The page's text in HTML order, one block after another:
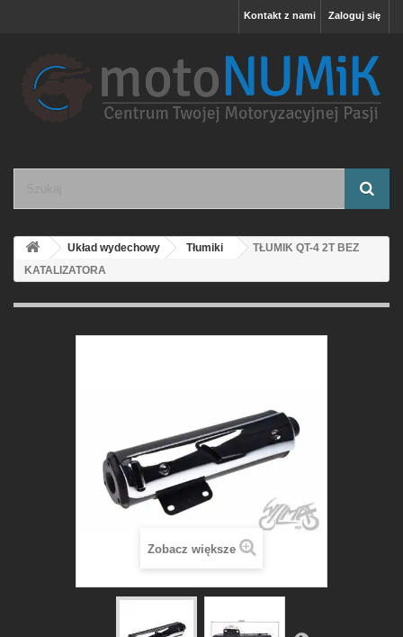
Zaloguj się
Kontakt z nami
Układ wydechowy Tłumiki
TŁUMIK QT-4 2T BEZ
KATALIZATORA
Zobacz większe